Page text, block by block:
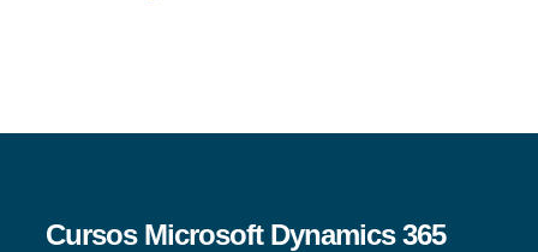
Cursos Microsoft Dynamics 365